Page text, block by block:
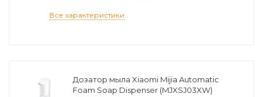
Все характеристики
Дозатор мыла Xiaomi Mijia Automatic
Foam Soap Dispenser (MJXSJ03XW)